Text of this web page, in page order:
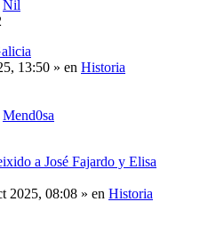
Nil
13:50 » en Historia
Mend0sa
a José Fajardo y Elisa
2025, 08:08 » en Historia